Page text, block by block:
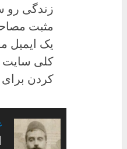
زندگی رو
مثبت
یک ایمیل
کلی سایت
کردن برای